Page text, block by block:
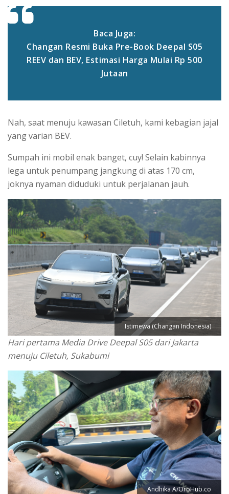
Baca Juga:
Changan Resmi Buka Pre-Book Deepal S05
REEV dan BEV, Estimasi Harga Mulai Rp 500
Jutaan
Nah, saat menuju kawasan Ciletuh, kami kebagian jajal
yang varian BEV.
Sumpah ini mobil enak banget, cuy! Selain kabinnya
lega untuk penumpang jangkung di atas 170 cm,
joknya nyaman diduduki untuk perjalanan jauh.
Istimewa (Changan Indonesia)
Hari pertama Media Drive Deepal S05 dari Jakarta
menuju Ciletuh, Sukabumi
Andhika A/OroHub.co